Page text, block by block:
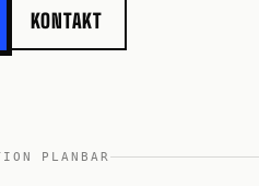
KONTAKT
PLANBAR